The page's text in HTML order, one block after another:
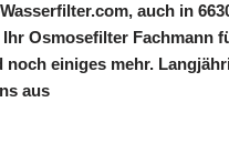
auch in
Osmosefilter Fachmann
noch einiges mehr.
aus